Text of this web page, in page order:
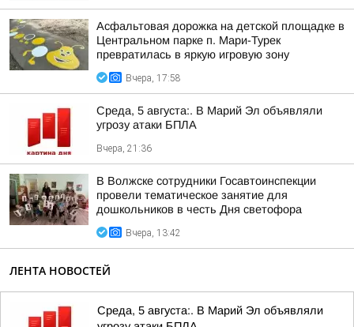
Асфальтовая дорожка на детской площадке в
Центральном парке п. Мари-Турек
превратилась в яркую игровую зону
Вчера, 17:58
Среда, 5 августа:. В Марий Эл объявляли
угрозу атаки БПЛА
Вчера, 21:36
В Волжске сотрудники Госавтоинспекции
провели тематическое занятие для
дошкольников в честь Дня светофора
Вчера, 13:42
ЛЕНТА НОВОСТЕЙ
Среда, 5 августа:. В Марий Эл объявляли